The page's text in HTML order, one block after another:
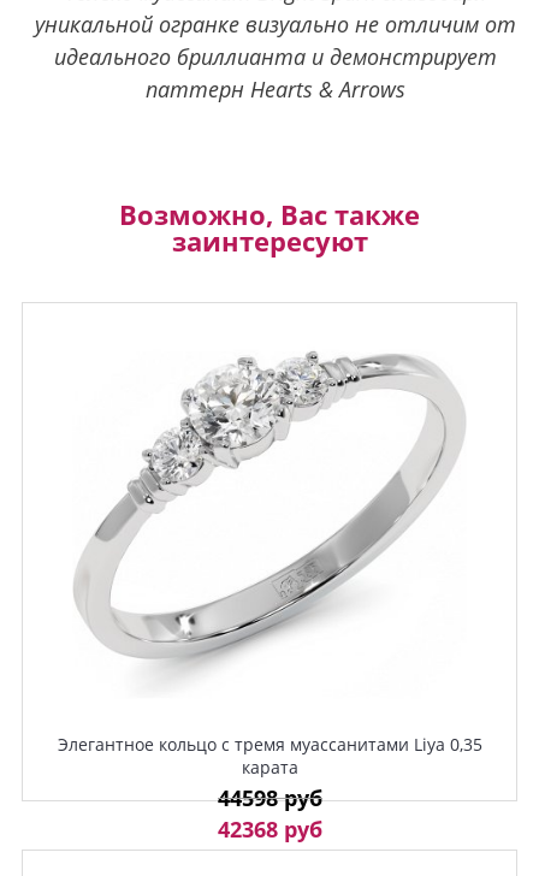
уникальной огранке визуально не отличим от
идеального бриллианта и демонстрирует
паттерн Hearts & Arrows
Возможно, Вас также
заинтересуют
Элегантное кольцо с тремя муассанитами Liya 0,35
карата
44598 руб
42368 руб